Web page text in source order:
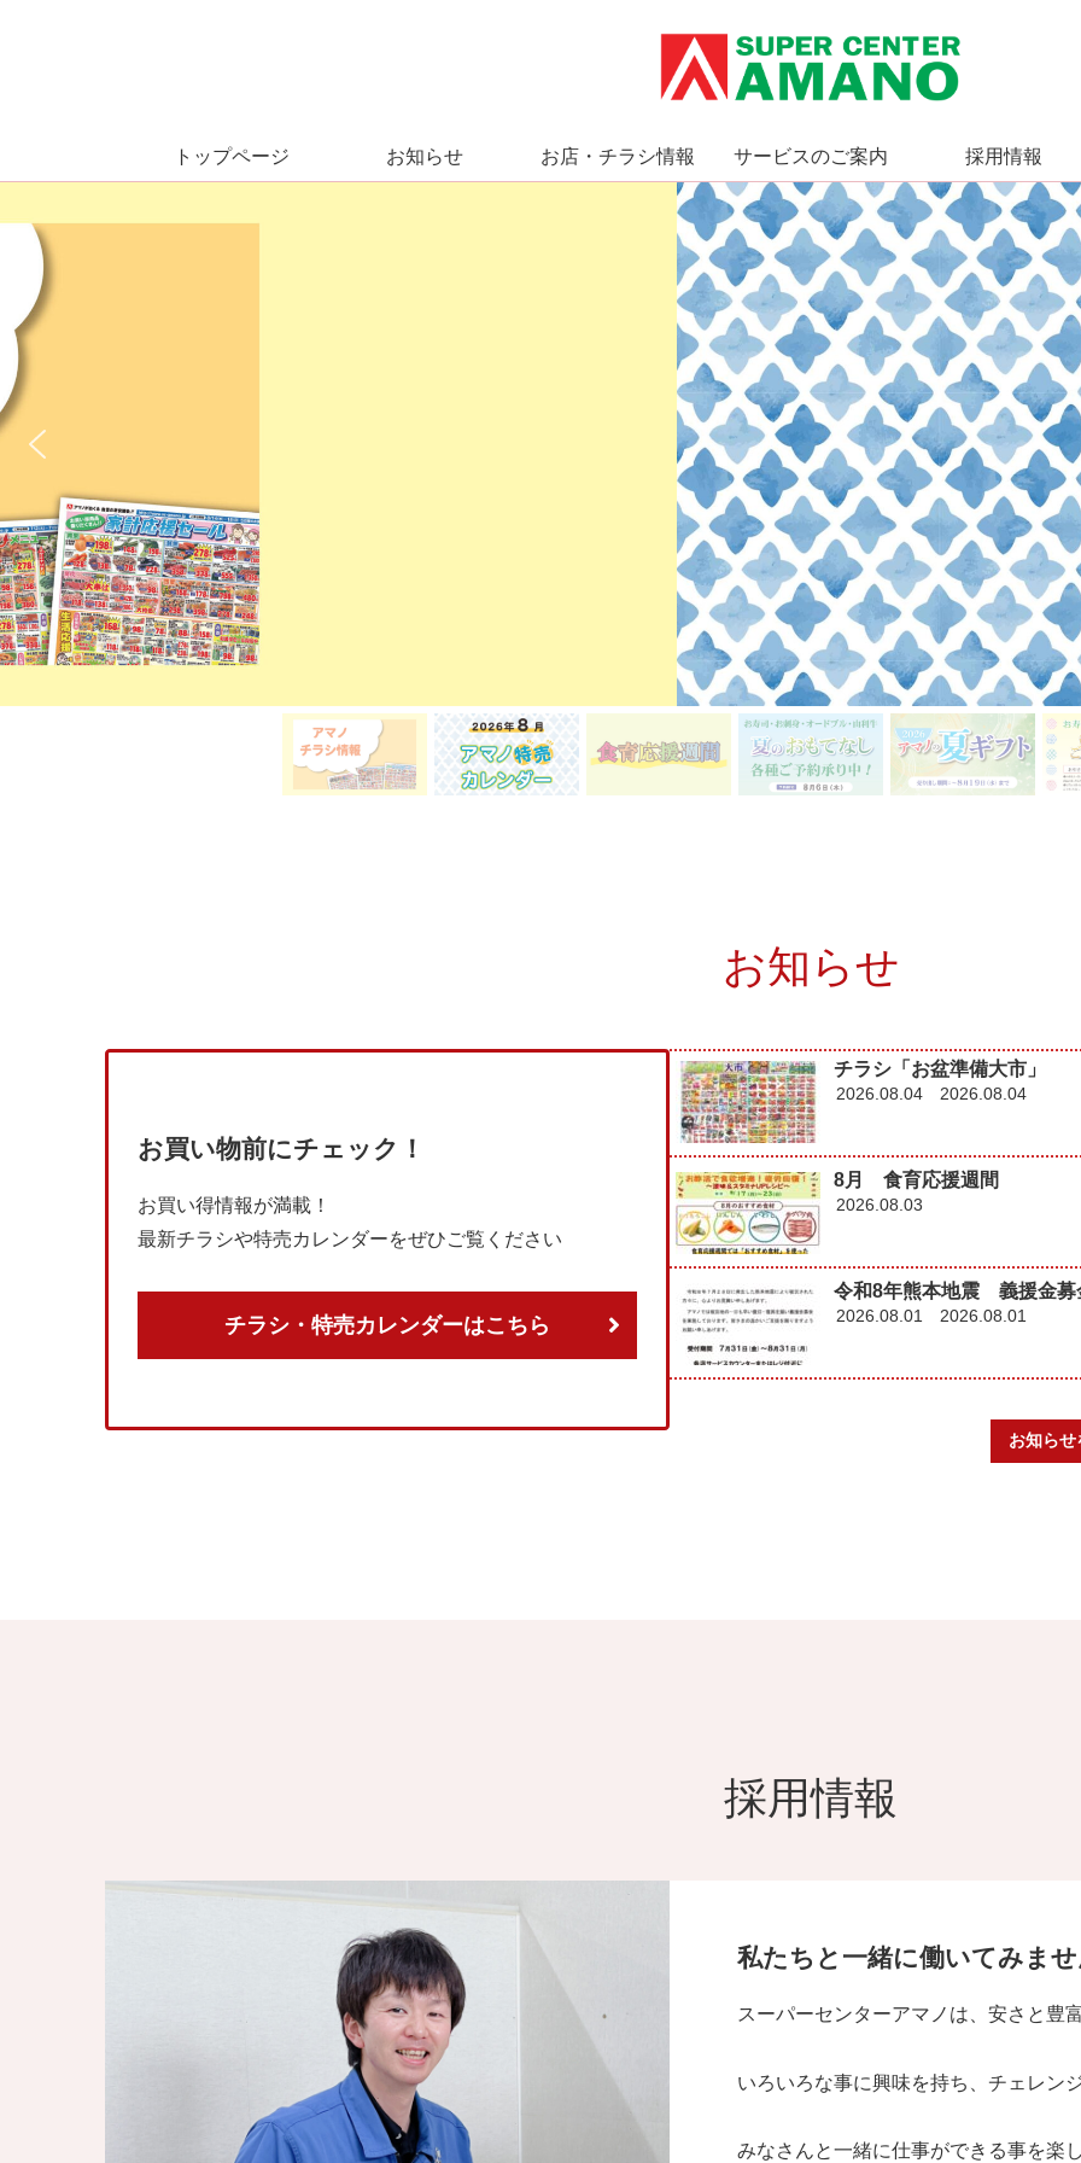
トップページ お知らせ お店・チラシ情報 サービスのご案内 採用情報
お知らせ
お買い物前にチェック！
お買い得情報が満載！
最新チラシや特売カレンダーをぜひご覧ください
チラシ・特売カレンダーはこちら
チラシ「お盆準備大市」
2026.08.04 2026.08.04
8月 食育応援週間
2026.08.03
令和8年熊本地震 義援金募
2026.08.01 2026.08.01
お知らせ
採用情報
私たちと一緒に働いてみませ
スーパーセンターアマノは、安さと豊
いろいろな事に興味を持ち、チェレン
みなさんと一緒に仕事ができる事を楽